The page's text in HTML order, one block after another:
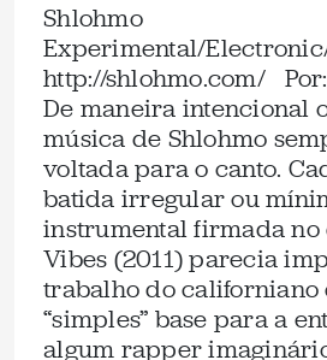
Shlohmo
Experimental/
http://shlohmo.com/
De maneira intencional
música de Shlohmo
voltada para o canto.
batida irregular ou
instrumental firmada no
Vibes (2011) parecia
trabalho do californiano
“simples” base para a
algum rapper